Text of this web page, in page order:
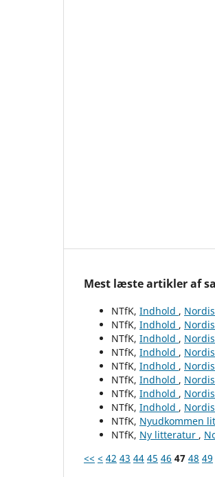
Mest læste artikler af
NTfK, Indhold ,
NTfK, Indhold ,
NTfK, Indhold ,
NTfK, Indhold ,
NTfK, Indhold ,
NTfK, Indhold ,
NTfK, Indhold ,
NTfK, Indhold ,
NTfK, Nyudkommen
NTfK, Ny litteratur ,
<< < 42 43 44 45 46 47 48 49